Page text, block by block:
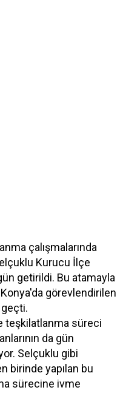
çalışmalarında
Kurucu İlçe
getirildi. Bu atamayla
görevlendirilen
geçti.
teşkilatlanma süreci
da gün
Selçuklu gibi
birinde yapılan bu
sürecine ivme